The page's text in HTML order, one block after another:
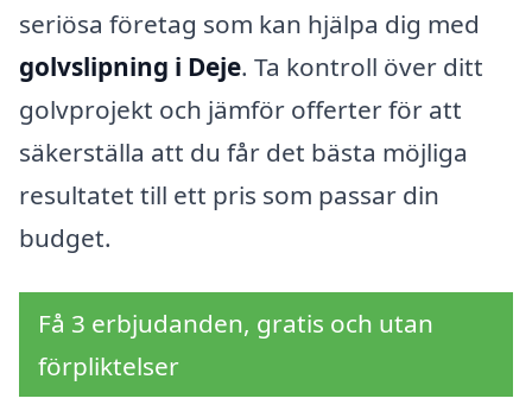
seriösa företag som kan hjälpa dig med
golvslipning i Deje. Ta kontroll över ditt
golvprojekt och jämför offerter för att
säkerställa att du får det bästa möjliga
resultatet till ett pris som passar din
budget.
Få 3 erbjudanden, gratis och utan
förpliktelser